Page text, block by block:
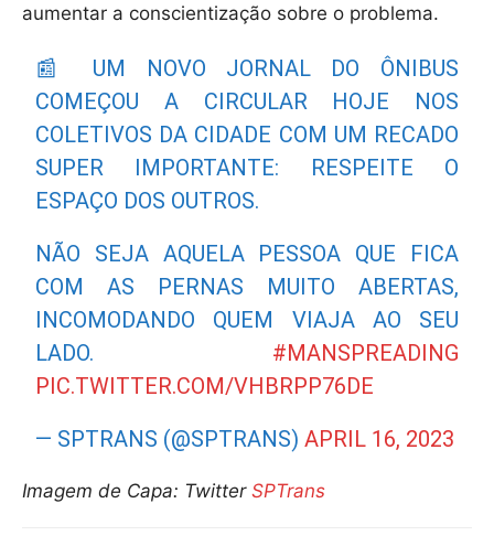
aumentar a conscientização sobre o problema.
📰 UM NOVO JORNAL DO ÔNIBUS
COMEÇOU A CIRCULAR HOJE NOS
COLETIVOS DA CIDADE COM UM RECADO
SUPER IMPORTANTE: RESPEITE O
ESPAÇO DOS OUTROS.
NÃO SEJA AQUELA PESSOA QUE FICA
COM AS PERNAS MUITO ABERTAS,
INCOMODANDO QUEM VIAJA AO SEU
LADO. #MANSPREADING
PIC.TWITTER.COM/VHBRPP76DE
— SPTRANS (@SPTRANS)APRIL 16, 2023
Imagem de Capa: Twitter SPTrans